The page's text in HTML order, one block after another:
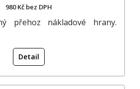
980 Kč bez DPH
přehoz nákladové hrany.
Detail